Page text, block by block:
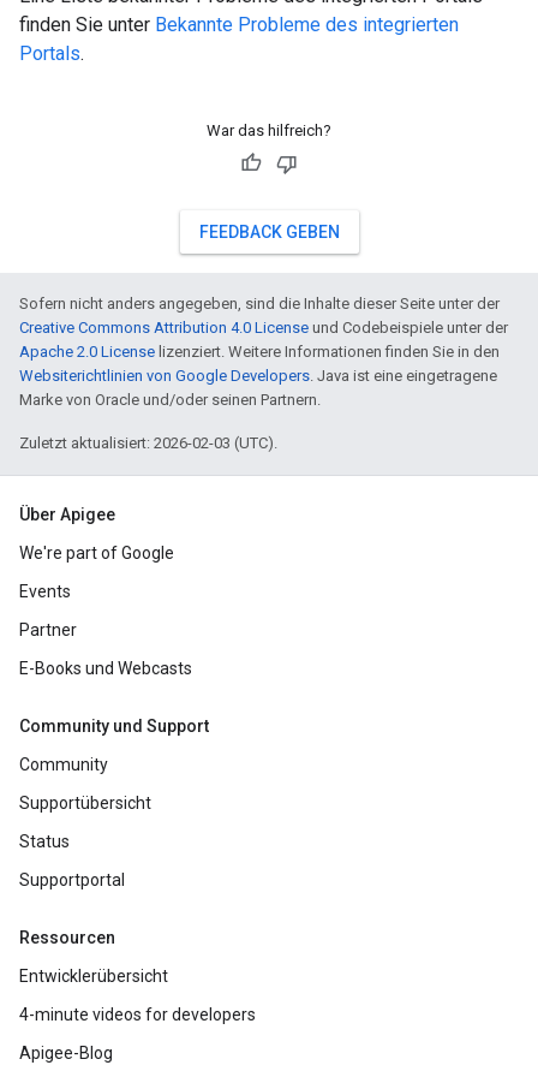
finden Sie unter Bekannte Probleme des integrierten
Portals.
War das hilfreich?
FEEDBACK GEBEN
Sofern nicht anders angegeben, sind die Inhalte dieser Seite unter der
Creative Commons Attribution 4.0 License und Codebeispiele unter der
Apache 2.0 License lizenziert. Weitere Informationen finden Sie in den
Websiterichtlinien von Google Developers. Java ist eine eingetragene
Marke von Oracle und/oder seinen Partnern.
Zuletzt aktualisiert: 2026-02-03 (UTC).
Über Apigee
We're part of Google
Events
Partner
E-Books und Webcasts
Community und Support
Community
Supportübersicht
Status
Supportportal
Ressourcen
Entwicklerübersicht
4-minute videos for developers
Apigee-Blog